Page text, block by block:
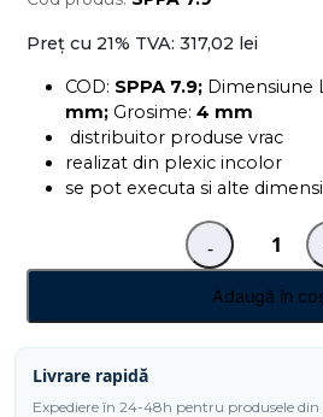
Preț cu 21% TVA: 317,02 lei
COD: SPPA 7.9; Dimensiune
mm; Grosime: 4 mm
distribuitor produse vrac
realizat din plexic incolor
se pot executa si alte
-
Cantitate
Distribuitor
tip
SPPA
Adaugă în
Livrare rapidă
Expediere în 24-48h pentru produsele din